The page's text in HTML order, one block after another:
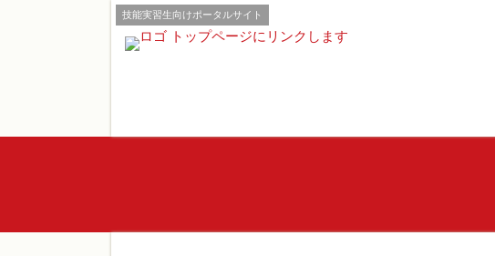
技能実習生向けポータルサイト